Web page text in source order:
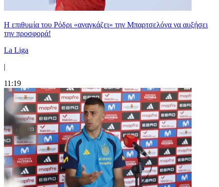
Η επιθυμία του Ρόδρι «αναγκάζει» την Μπαρτσελόνα να αυξήσει
την προσφορά!
La Liga
|
11:19